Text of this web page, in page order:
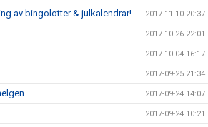
av bingolotter & julkalendrar! 2017-11-10 20:37
2017-10-26 22:01
2017-10-04 16:17
2017-09-25 21:34
2017-09-24 14:07
2017-09-24 10:21